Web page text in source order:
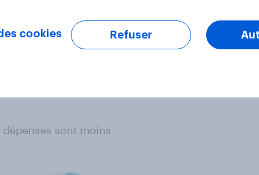
produits et/ou services de
cet argent ailleurs.
font parce qu'ils sont
sont moins
cookies Refuser